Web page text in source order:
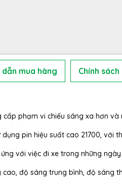
dẫn mua hàng Chính
phạm vi chiếu sáng xa hơn
pin hiệu suất cao 21700, với
ứng với việc đi xe trong những
độ sáng trung bình, độ sáng